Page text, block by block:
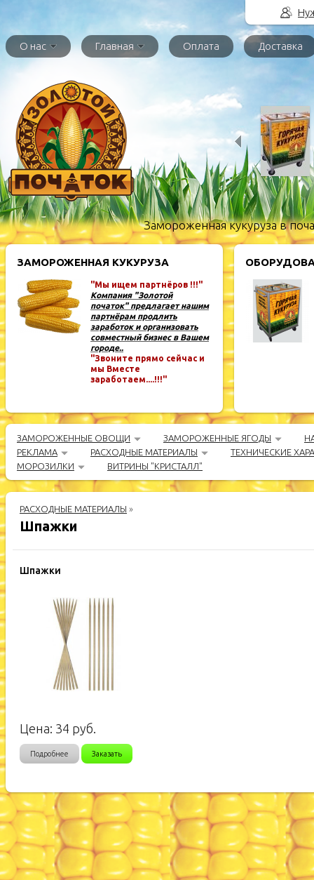
О нас Главная Оплата Доставка
Замороженная кукуруза в
ЗАМОРОЖЕННАЯ КУКУРУЗА
"Мы ищем партнёров !!!"
Компания "Золотой
початок" предлагает нашим
партнёрам продлить
заработок и организовать
совместный бизнес в Вашем
городе..
"Звоните прямо сейчас и
мы Вместе
заработаем....!!!"
ЗАМОРОЖЕННЫЕ ОВОЩИ ЗАМОРОЖЕННЫЕ ЯГОДЫ
РЕКЛАМА
РАСХОДНЫЕ МАТЕРИАЛЫ
ТЕХНИЧЕСКИЕ
МОРОЗИЛКИ
ВИТРИНЫ "КРИСТАЛЛ"
РАСХОДНЫЕ МАТЕРИАЛЫ »
Шпажки
Шпажки
Цена: 34 руб.
Подробнее Заказать